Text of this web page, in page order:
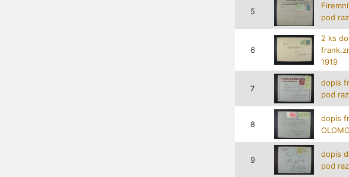
5
pod
6
2 ks
1919
7
dopis
pod
8
dopis
9
dopis
pod